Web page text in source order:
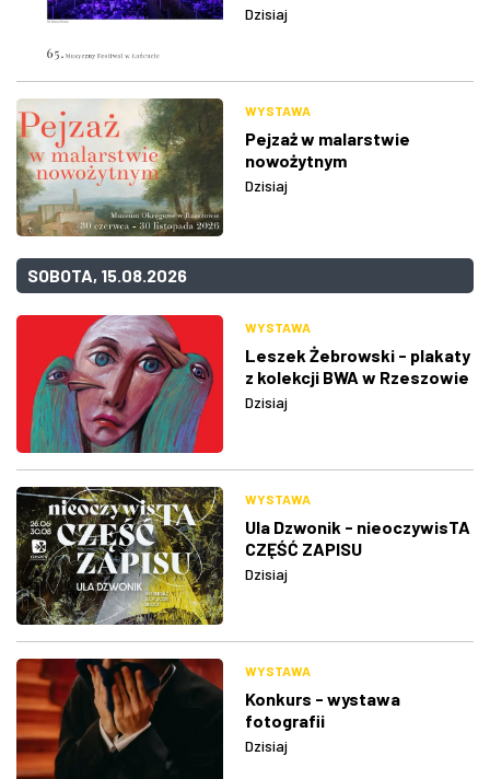
Dzisiaj
WYSTAWA
Pejzaż w malarstwie
nowożytnym
Dzisiaj
SOBOTA, 15.08.2026
WYSTAWA
Leszek Żebrowski - plakaty
z kolekcji BWA w Rzeszowie
Dzisiaj
WYSTAWA
Ula Dzwonik - nieoczywisTA
CZĘŚĆ ZAPISU
Dzisiaj
WYSTAWA
Konkurs - wystawa
fotografii
Dzisiaj